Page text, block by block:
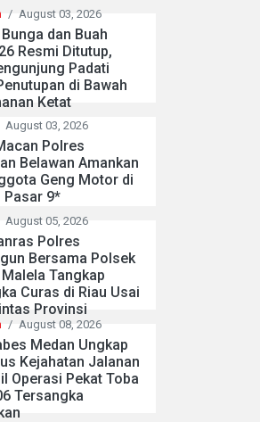
/ August 03, 2026
dan Buah
Resmi Ditutup,
Padati
di Bawah
Ketat
August 03, 2026
Polres
Belawan Amankan
Geng Motor di
Pasar 9*
August 05, 2026
Polres
Bersama Polsek
Tangkap
Curas di Riau Usai
Provinsi
/ August 08, 2026
Medan Ungkap
Kejahatan Jalanan
Operasi Pekat Toba
Tersangka